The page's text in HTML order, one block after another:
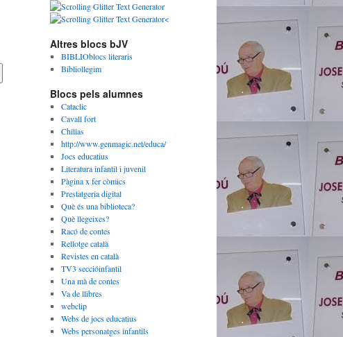
<
Altres blocs bJV
BIBLIOblocs literaris
Bibliollegim
Blocs pels alumnes
Cataclic
Cavall fort
Chilias
http://www.genmagic.net/educa/
Jocs educatius
Literatura infantil i juvenil
Pàgina x fer còmics
Prestatgeria digital
Què és una biblioteca?
Què llegeixes?
Racó de contes
Rellotge català
Revistes en català
TV3 seccióinfantil
Una mà de contes
Va de llibres
webclip
Webs de jocs educatius
Webs personatges infantils